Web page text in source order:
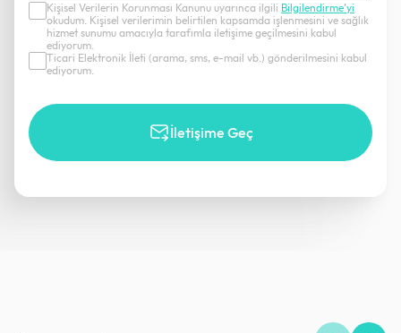
Kişisel Verilerin Korunması Kanunu uyarınca ilgili Bilgilendirme’yi
okudum. Kişisel verilerimin belirtilen kapsamda işlenmesini ve sağlık
hizmet sunumu amacıyla tarafımla iletişime geçilmesini kabul
ediyorum.
Ticari Elektronik İleti (arama, sms, e-mail vb.) gönderilmesini kabul
ediyorum.
İletişime Geç